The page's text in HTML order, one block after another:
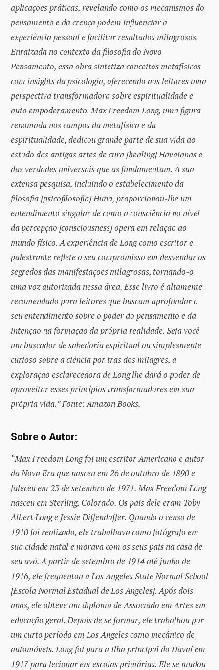
aplicações práticas, revelando como os mecanismos do
pensamento e da crença podem influenciar a
experiência pessoal e facilitar resultados milagrosos.
Enraizada no contexto da filosofia do Novo
Pensamento, essa obra sintetiza conceitos metafísicos
com insights da psicologia, oferecendo aos leitores uma
perspectiva transformadora sobre espiritualidade e
auto empoderamento. Max Freedom Long, uma figura
renomada nos campos da metafísica e da
espiritualidade, dedicou grande parte de sua vida ao
estudo das antigas artes de cura [healing] Havaianas e
das verdades universais que as fundamentam. A sua
extensa pesquisa, incluindo o estabelecimento da
filosofia [psicofilosofia] Huna, proporcionou-lhe um
entendimento singular de como a consciência no nível
da percepção [consciousness] opera em relação ao
mundo físico. A experiência de Long como escritor e
palestrante reflete o seu compromisso em desvendar os
segredos das manifestações milagrosas, tornando-o
uma voz autorizada nessa área. Esse livro é altamente
recomendado para leitores que buscam aprofundar o
seu entendimento sobre o poder do pensamento e da
intenção na formação da própria realidade. Seja você
um buscador de sabedoria espiritual ou simplesmente
curioso sobre a ciência por trás dos milagres, a
exploração esclarecedora de Long lhe dará o poder de
aproveitar esses princípios transformadores em sua
própria vida.” Fonte: Amazon Books.
Sobre o Autor:
“Max Freedom Long foi um escritor Americano e autor
da Nova Era que nasceu em 26 de outubro de 1890 e
faleceu em 23 de setembro de 1971. Max Freedom Long
nasceu em Sterling, Colorado. Os pais dele eram Toby
Albert Long e Jessie Diffendaffer. Quando o censo de
1910 foi realizado, ele trabalhava como fotógrafo em
sua cidade natal e morava com os seus pais na casa de
seu avô. A partir de setembro de 1914 até junho de
1916, ele frequentou a Los Angeles State Normal School
[Escola Normal Estadual de Los Angeles]. Após dois
anos, ele obteve um diploma de Associado em Artes em
educação geral. Depois de se formar, ele trabalhou por
um curto período em Los Angeles como mecânico de
automóveis. Long foi para a Ilha principal do Havaí em
1917 para lecionar em escolas primárias. Ele se mudou